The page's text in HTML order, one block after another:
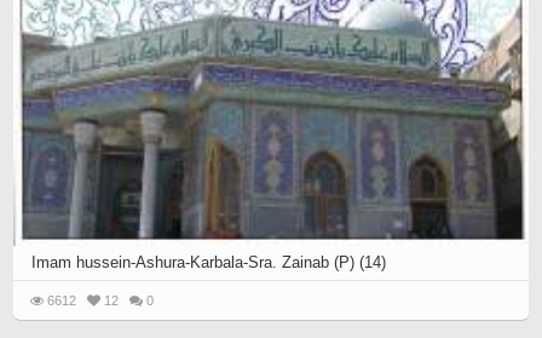
Imam hussein-Ashura-Karbala-Sra. Zainab (P) (14)
6612 12 0